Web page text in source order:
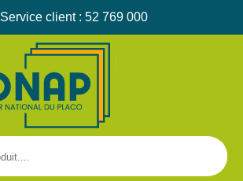
Service client : 52 769 000